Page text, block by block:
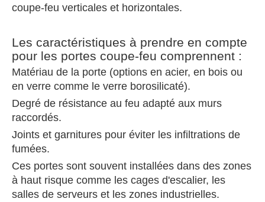
coupe-feu verticales et horizontales.
Les caractéristiques à prendre en compte
pour les portes coupe-feu comprennent :
Matériau de la porte (options en acier, en bois ou
en verre comme le verre borosilicaté).
Degré de résistance au feu adapté aux murs
raccordés.
Joints et garnitures pour éviter les infiltrations de
fumées.
Ces portes sont souvent installées dans des zones
à haut risque comme les cages d'escalier, les
salles de serveurs et les zones industrielles.